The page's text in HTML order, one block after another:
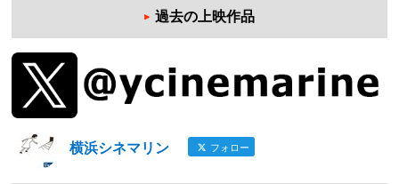
過去の上映作品
横浜シネマリン フォロー